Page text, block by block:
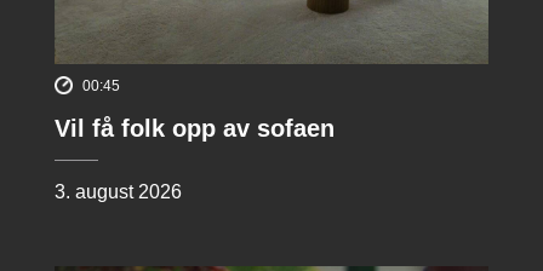
00:45
Vil få folk opp av sofaen
3. august 2026